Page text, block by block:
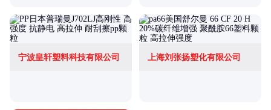
宁波皇轩塑料科技有限公司 上海刘张扬塑化有限公司